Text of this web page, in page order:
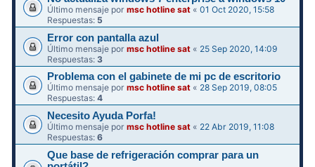
Último mensaje pormsc hotline sat «01 Oct 2020, 15:58
Respuestas: 5
Error con pantalla azul
Último mensaje pormsc hotline sat « 25 Sep 2020, 14:09
Respuestas: 3
Problema con el gabinete de mi pc de escritorio
Último mensaje pormsc hotline sat « 28 Sep 2019, 08:05
Respuestas:4
Necesito Ayuda Porfa!
Último mensaje pormsc hotline sat « 22 Abr 2019, 11:08
Respuestas:6
Que base de refrigeración comprar para un